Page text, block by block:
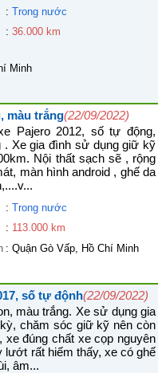
: Trong nước
: 36.000 km
Minh
màu trắng(22/09/2022)
Pajero 2012, số tự động,
. Xe gia đình sử dụng giữ kỹ
Nội thất sạch sẽ , rộng
màn hình android , ghế da
: Trong nước
: 113.000 km
: Quận Gò Vấp, Hồ Chí Minh
số tự độnh(22/09/2022)
màu trắng. Xe sử dụng gia
chăm sóc giữ kỹ nên còn
xe đúng chất xe cọp nguyên
rất hiếm thấy, xe có ghế
âm...